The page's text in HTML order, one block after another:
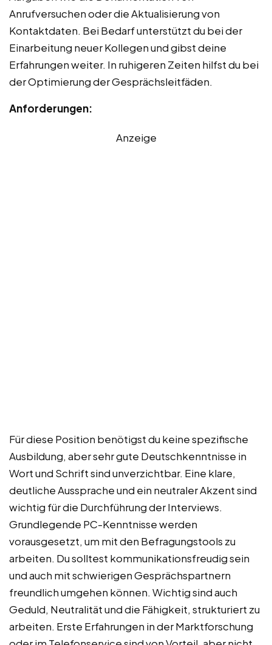
Anrufversuchen oder die Aktualisierung von
Kontaktdaten. Bei Bedarf unterstützt du bei der
Einarbeitung neuer Kollegen und gibst deine
Erfahrungen weiter. In ruhigeren Zeiten hilfst du bei
der Optimierung der Gesprächsleitfäden.
Anforderungen:
Anzeige
Für diese Position benötigst du keine spezifische
Ausbildung, aber sehr gute Deutschkenntnisse in
Wort und Schrift sind unverzichtbar. Eine klare,
deutliche Aussprache und ein neutraler Akzent sind
wichtig für die Durchführung der Interviews.
Grundlegende PC-Kenntnisse werden
vorausgesetzt, um mit den Befragungstools zu
arbeiten. Du solltest kommunikationsfreudig sein
und auch mit schwierigen Gesprächspartnern
freundlich umgehen können. Wichtig sind auch
Geduld, Neutralität und die Fähigkeit, strukturiert zu
arbeiten. Erste Erfahrungen in der Marktforschung